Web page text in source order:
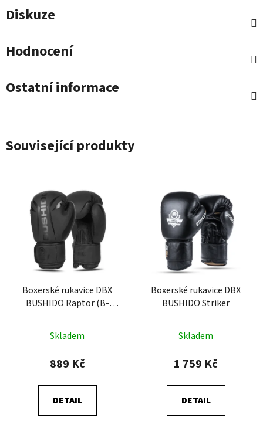
Diskuze
Hodnocení
Ostatní informace
Související produkty
Boxerské rukavice DBX
BUSHIDO Raptor (B-
Skladem
889 Kč
DETAIL
Boxerské rukavice DBX
BUSHIDO Striker
Skladem
1 759 Kč
DETAIL